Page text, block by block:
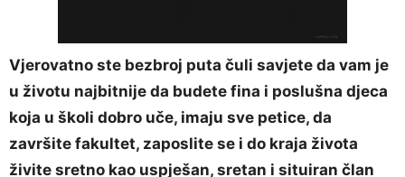
Vjerovatno ste bezbroj puta čuli savjete da vam je
u životu najbitnije da budete fina i poslušna djeca
koja u školi dobro uče, imaju sve petice, da
završite fakultet, zaposlite se i do kraja života
živite sretno kao uspješan, sretan i situiran član